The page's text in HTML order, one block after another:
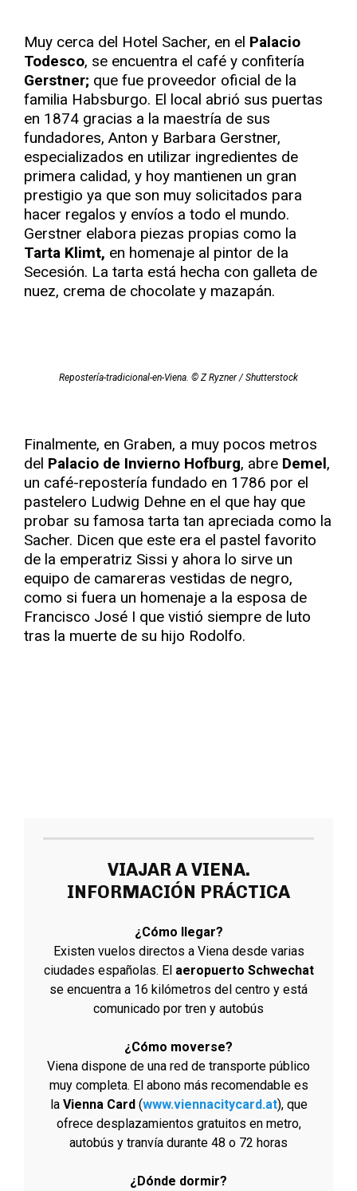
Muy cerca del Hotel Sacher, en el Palacio
Todesco, se encuentra el café y confitería
Gerstner; que fue proveedor oficial de la
familia Habsburgo. El local abrió sus puertas
en 1874 gracias a la maestría de sus
fundadores, Anton y Barbara Gerstner,
especializados en utilizar ingredientes de
primera calidad, y hoy mantienen un gran
prestigio ya que son muy solicitados para
hacer regalos y envíos a todo el mundo.
Gerstner elabora piezas propias como la
Tarta Klimt, en homenaje al pintor de la
Secesión. La tarta está hecha con galleta de
nuez, crema de chocolate y mazapán.
Repostería-tradicional-en-Viena. © Z Ryzner / Shutterstock
Finalmente, en Graben, a muy pocos metros
del Palacio de Invierno Hofburg, abre Demel,
un café-repostería fundado en 1786 por el
pastelero Ludwig Dehne en el que hay que
probar su famosa tarta tan apreciada como la
Sacher. Dicen que este era el pastel favorito
de la emperatriz Sissi y ahora lo sirve un
equipo de camareras vestidas de negro,
como si fuera un homenaje a la esposa de
Francisco José I que vistió siempre de luto
tras la muerte de su hijo Rodolfo.
VIAJAR A VIENA.
INFORMACIÓN PRÁCTICA
¿Cómo llegar?
Existen vuelos directos a Viena desde varias
ciudades españolas. El aeropuerto Schwechat
se encuentra a 16 kilómetros del centro y está
comunicado por tren y autobús
¿Cómo moverse?
Viena dispone de una red de transporte público
muy completa. El abono más recomendable es
la Vienna Card(www.viennacitycard.at), que
ofrece desplazamientos gratuitos en metro,
autobús y tranvía durante 48 o 72 horas
¿Dónde dormir?